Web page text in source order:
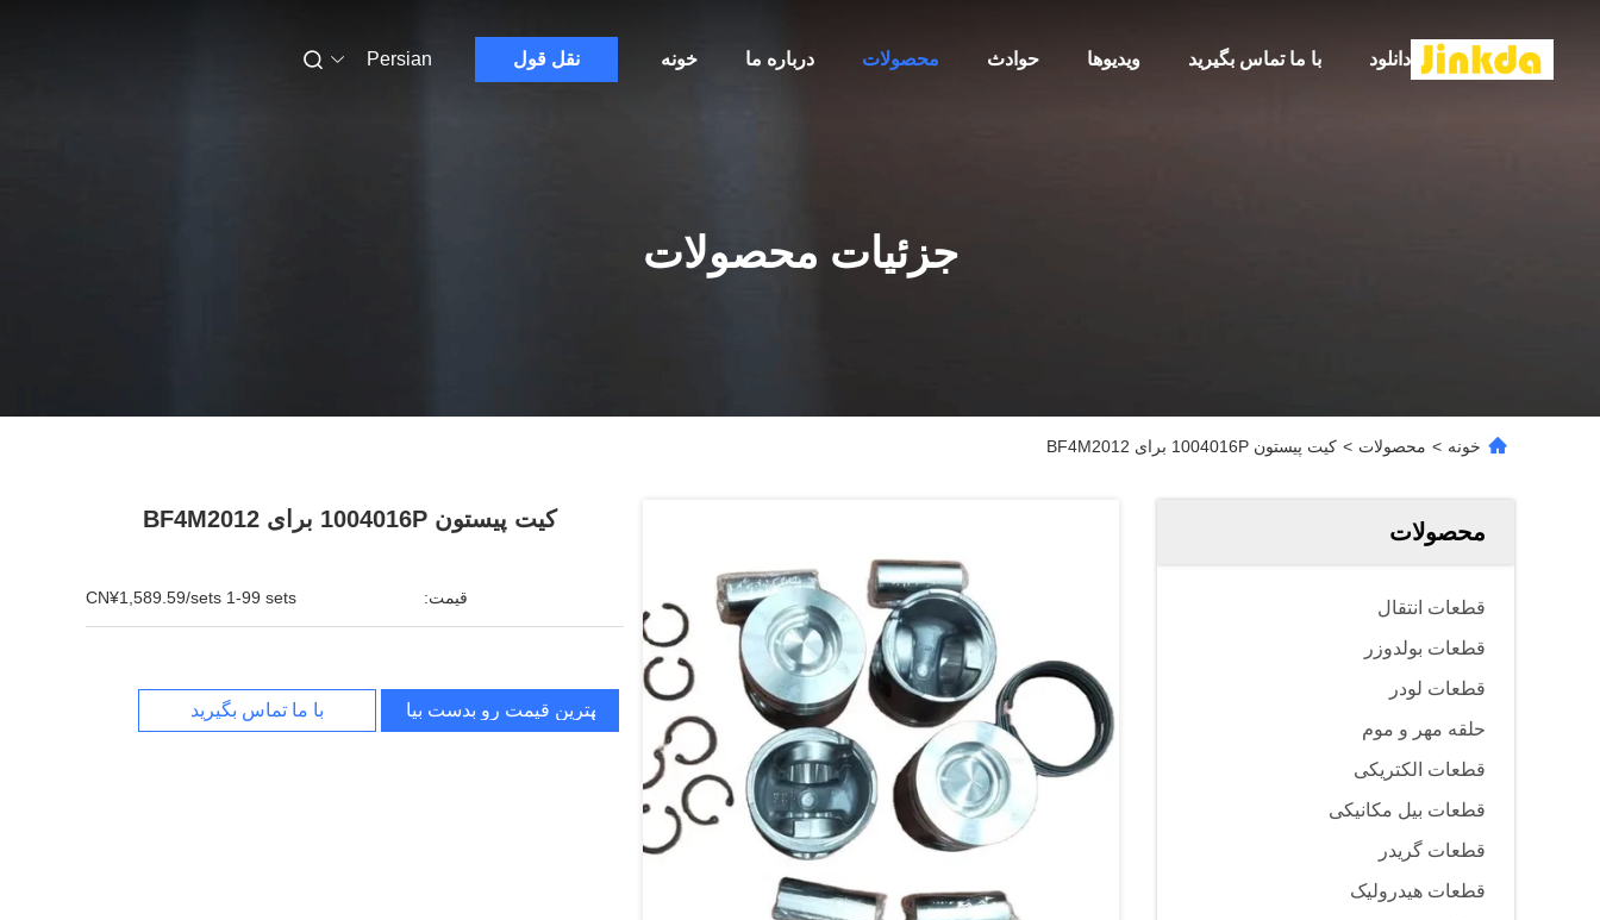
خونه درباره ما محصولات حوادث ویدیوها با ما تماس بگیرید دانلود نقل قول Persian
جزئیات محصولات
خونه > محصولات > کیت پیستون 1004016P برای BF4M2012
محصولات
قطعات انتقال
قطعات بولدوزر
قطعات لودر
حلقه مهر و موم
قطعات الکتریکی
قطعات بیل مکانیکی
قطعات گریدر
قطعات هیدرولیک
کیت پیستون 1004016P برای BF4M2012
قیمت: CN¥1,589.59/sets 1-99 sets
بهترین قیمت رو بدست بیار با ما تماس بگیرید